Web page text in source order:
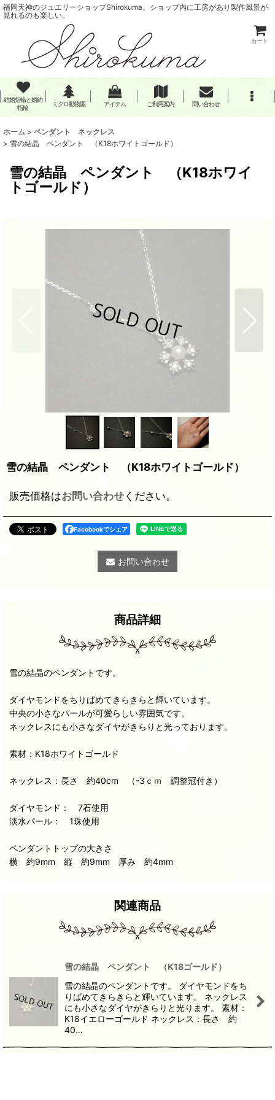
福岡天神のジュエリーショップShirokuma。ショップ内に工房があり製作風景が
見れるのも楽しい。
カート
結婚指輪と婚約
指輪
ミクロ動物園 アイテム ご利用案内 問い合わせ
ホーム > ペンダント ネックレス
> 雪の結晶 ペンダント （K18ホワイトゴールド）
雪の結晶 ペンダント （K18ホワイ
トゴールド）
雪の結晶 ペンダント （K18ホワイトゴールド）
販売価格はお問い合わせください。
Facebookでシェア
お問い合わせ
商品詳細
雪の結晶のペンダントです。
ダイヤモンドをちりばめてきらきらと輝いています。
中央の小さなパールが可愛らしい雰囲気です。
ネックレスにも小さなダイヤがきらりと光っております。
素材：K18ホワイトゴールド
ネックレス：長さ 約40cm （-3ｃｍ 調整冠付き）
ダイヤモンド： 7石使用
淡水パール： 1珠使用
ペンダントトップの大きさ
横 約9mm 縦 約9mm 厚み 約4mm
関連商品
雪の結晶 ペンダント （K18ゴールド）
雪の結晶のペンダントです。 ダイヤモンドをち
りばめてきらきらと輝いています。 ネックレス
にも小さなダイヤがきらりと光ります。 素材：
K18イエローゴールド ネックレス：長さ 約
40…